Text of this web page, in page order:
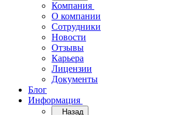
Компания
О компании
Сотрудники
Новости
Отзывы
Карьера
Лицензии
Документы
Блог
Информация
Назад